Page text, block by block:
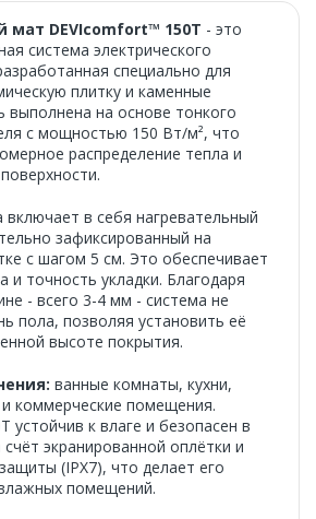
мат DEVIcomfort™ 150T - это
система электрического
специально для
плитку и каменные
на основе тонкого
с мощностью 150 Вт/м², что
распределение тепла и
включает в себя нагревательный
зафиксированный на
с шагом 5 см. Это обеспечивает
и точность укладки. Благодаря
- всего 3-4 мм - система не
пола, позволяя установить её
высоте покрытия.
ванные комнаты, кухни,
коммерческие помещения.
устойчив к влаге и безопасен в
экранированной оплётки и
(IPX7), что делает его
помещений.